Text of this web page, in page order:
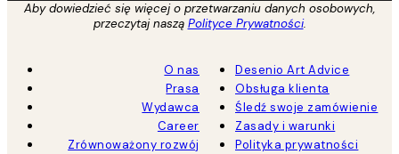
Aby dowiedzieć się więcej o przetwarzaniu danych osobowych,
przeczytaj naszą Polityce Prywatności.
O nas
Prasa
Wydawca
Career
Zrównoważony rozwój
Desenio Art Advice
Obsługa klienta
Śledź swoje zamówienie
Zasady i warunki
Polityka prywatności